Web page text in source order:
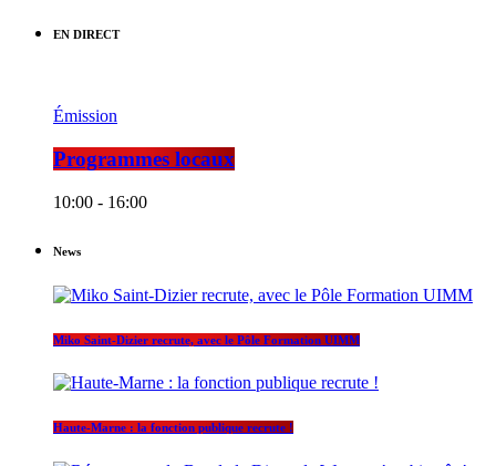
EN DIRECT
Émission
Programmes locaux
10:00 - 16:00
News
Miko Saint-Dizier recrute, avec le Pôle Formation UIMM
Haute-Marne : la fonction publique recrute !